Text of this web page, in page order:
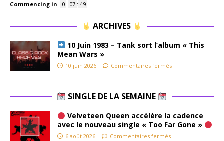
Commencing in: 0 : 07 : 49
ARCHIVES
10 Juin 1983 – Tank sort l’album « This
Mean Wars »
10 juin 2026 Commentaires fermés
SINGLE DE LA SEMAINE
Velveteen Queen accélère la cadence
avec le nouveau single « Too Far Gone »
6 août 2026 Commentaires fermés